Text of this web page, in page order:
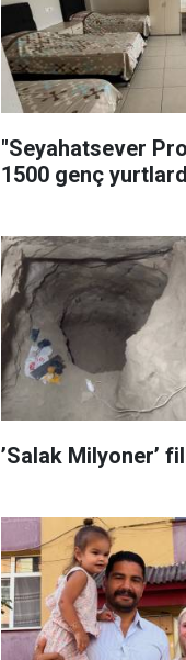
"Seyahatsever
1500 genç
’Salak Milyoner’